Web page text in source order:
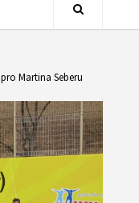
Martina Seberu